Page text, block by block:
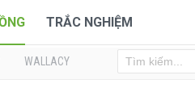
TRẮC NGHIỆM
WALLACY